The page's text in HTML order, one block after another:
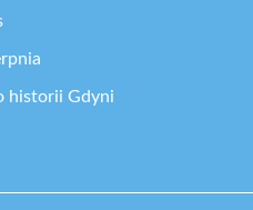
historii Gdyni